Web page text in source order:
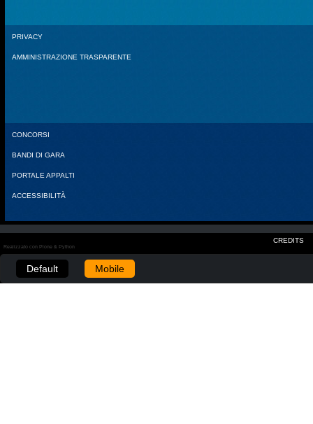
PRIVACY
AMMINISTRAZIONE TRASPARENTE
CONCORSI
BANDI DI GARA
PORTALE APPALTI
ACCESSIBILITÀ
CREDITS
Realizzato con Plone & Python
Default Mobile